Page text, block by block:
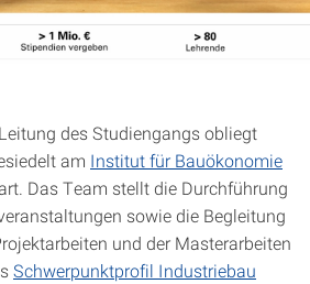
des Studiengangs obliegt
am Institut für Bauökonomie
Das Team stellt die Durchführung
sowie die Begleitung
und der Masterarbeiten
Schwerpunktprofil Industriebau